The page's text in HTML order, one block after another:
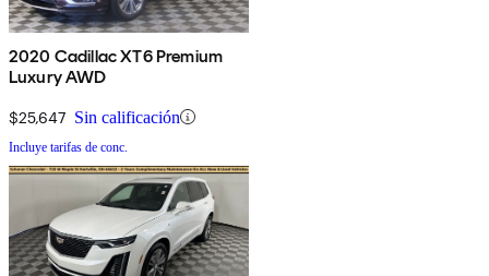
2020 Cadillac XT6 Premium
Luxury AWD
$25,647 Sin calificación
Incluye tarifas de conc.